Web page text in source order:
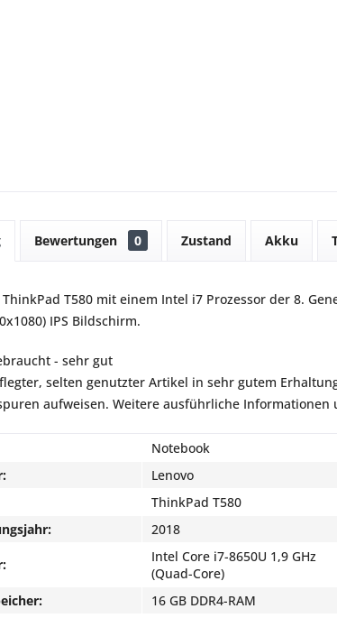
Bewertungen 0 Zustand Akku
ThinkPad T580 mit einem Intel i7 Prozessor der 8.
IPS Bildschirm.
- sehr gut
selten genutzter Artikel in sehr gutem
aufweisen. Weitere ausführliche
Notebook
Lenovo
ThinkPad T580
2018
Intel Core i7-8650U 1,9 GHz
(Quad-Core)
16 GB DDR4-RAM